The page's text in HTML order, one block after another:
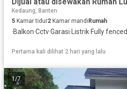
Kedaung, Banten
5 Kamar tidur2 Kamar mandi Rumah
·Balkon·Cctv·Garasi·Listrik·Fully fenced
Pertama kali dilihat 2 hari yang lalu
1 /7